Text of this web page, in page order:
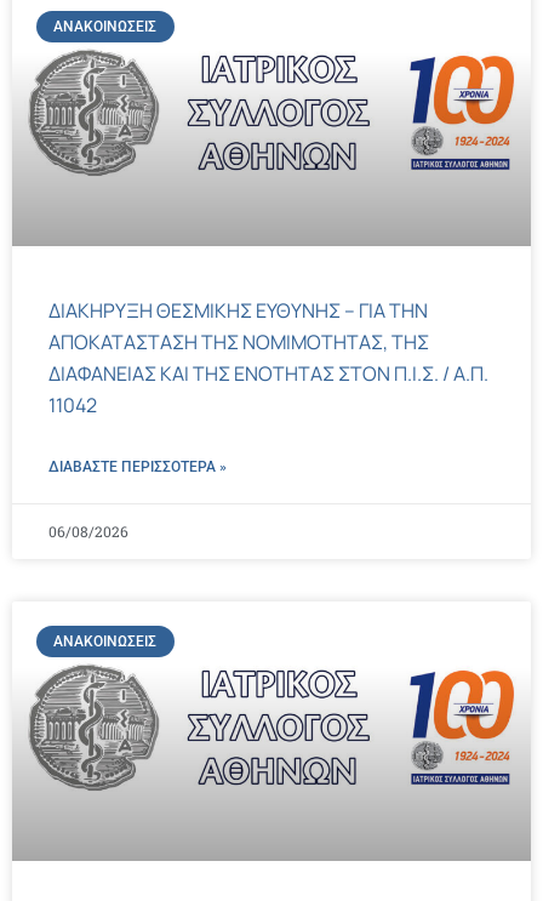
ΑΝΑΚΟΙΝΏΣΕΙΣ
ΔΙΑΚΗΡΥΞΗ ΘΕΣΜΙΚΗΣ ΕΥΘΥΝΗΣ – ΓΙΑ ΤΗΝ
ΑΠΟΚΑΤΑΣΤΑΣΗ ΤΗΣ ΝΟΜΙΜΟΤΗΤΑΣ, ΤΗΣ
ΔΙΑΦΑΝΕΙΑΣ ΚΑΙ ΤΗΣ ΕΝΟΤΗΤΑΣ ΣΤΟΝ Π.Ι.Σ. / Α.Π.
11042
ΔΙΑΒΑΣΤΕ ΠΕΡΙΣΣΌΤΕΡΑ »
06/08/2026
ΑΝΑΚΟΙΝΏΣΕΙΣ